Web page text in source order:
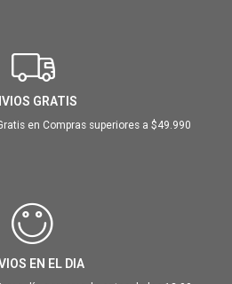
GRATIS
en Compras superiores a $49.990
EN EL DIA